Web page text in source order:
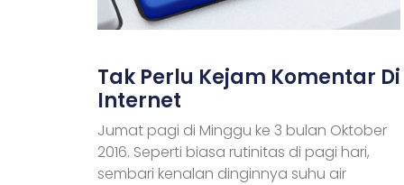
Tak Perlu Kejam Komentar Di
Internet
Jumat pagi di Minggu ke 3 bulan Oktober
2016. Seperti biasa rutinitas di pagi hari,
sembari kenalan dinginnya suhu air